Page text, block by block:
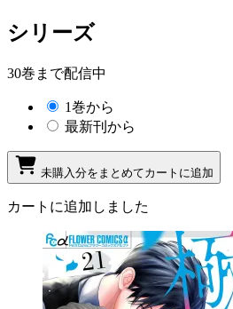
シリーズ
30巻まで配信中
1巻から
最新刊から
未購入分をまとめてカートに追加
カートに追加しました